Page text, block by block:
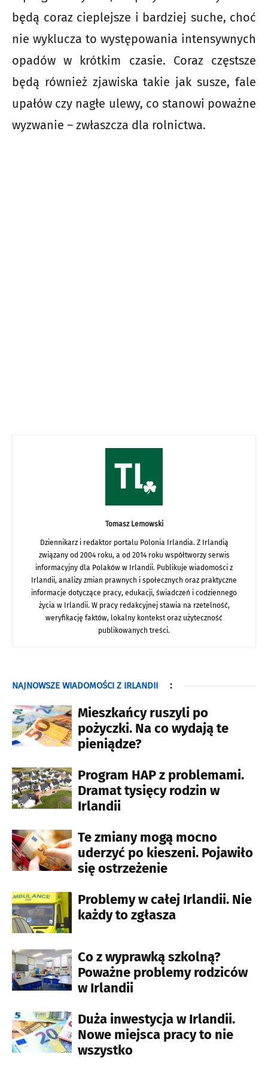
będą coraz cieplejsze i bardziej suche, choć
nie wyklucza to występowania intensywnych
opadów w krótkim czasie. Coraz częstsze
będą również zjawiska takie jak susze, fale
upałów czy nagłe ulewy, co stanowi poważne
wyzwanie – zwłaszcza dla rolnictwa.
Tomasz Lemowski
Dziennikarz i redaktor portalu Polonia Irlandia. Z Irlandią
związany od 2004 roku, a od 2014 roku współtworzy serwis
informacyjny dla Polaków w Irlandii. Publikuje wiadomości z
Irlandii, analizy zmian prawnych i społecznych oraz praktyczne
informacje dotyczące pracy, edukacji, świadczeń i codziennego
życia w Irlandii. W pracy redakcyjnej stawia na rzetelność,
weryfikację faktów, lokalny kontekst oraz użyteczność
publikowanych treści.
NAJNOWSZE WIADOMOŚCI Z IRLANDII :
Mieszkańcy ruszyli po
pożyczki. Na co wydają te
pieniądze?
Program HAP z problemami.
Dramat tysięcy rodzin w
Irlandii
Te zmiany mogą mocno
uderzyć po kieszeni. Pojawiło
się ostrzeżenie
Problemy w całej Irlandii. Nie
każdy to zgłasza
Co z wyprawką szkolną?
Poważne problemy rodziców
w Irlandii
Duża inwestycja w Irlandii.
Nowe miejsca pracy to nie
wszystko